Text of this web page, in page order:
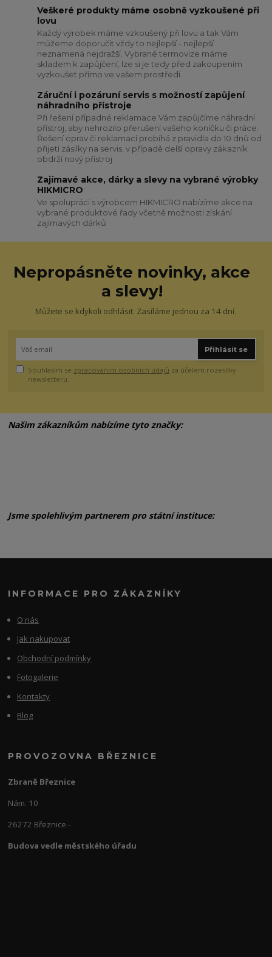
Veškeré produkty máme osobně vyzkoušené při
lovu
Každý výrobek máme vzkoušený při lovu a tak Vám
můžeme doporučit vždy to nejlepší - nejlepší
neznamená nejdražší. Vybrané termovize máme
skladem k zapůjčení, lze si je tedy před zakoupením
vyzkoušet přímo ve vašem prostředí.
Záruční i pozáruní servis s možností zapůjení
náhradního přístroje
Při řešení případné reklamace Vám zapůjčíme náhradní
přístroj, aby nehrozilo přerušení vašeho koníčku či práce.
Řešení oprav či reklamací probíhá z pravidla do 10 dnů od
přijetí zásilky na servis, v případě delší opravy zákazník
obdrží nový přístroj
Zajímavé akce, dárky a slevy na vybrané výrobky
HIKMICRO
Ve spolupráci s výrobcem HIKMICRO nabízíme akce na
vybrané produktové řady včetně možnosti získání
zajímavých dárků
Nepropásněte novinky, akce
a slevy!
Můžete se kdykoli odhlásit. Zasíláme jednou za 14 dní.
Přihlásit se
Souhlasím se zpracováním osobních údajů za účelem rozesílky
newsletteru.
Našim zákazníkům nabízíme tyto značky:
Jsme spolehlivým partnerem pro státní instituce:
INFORMACE PRO ZÁKAZNÍKY
O nás
Jak nakupovat
Obchodní podmínky
Fotogalerie
Kontakty
Blog
PROVOZOVNA BŘEZNICE
Zbraně Březnice
Nám. 10
26272 Březnice -
Budova vedle městského úřadu